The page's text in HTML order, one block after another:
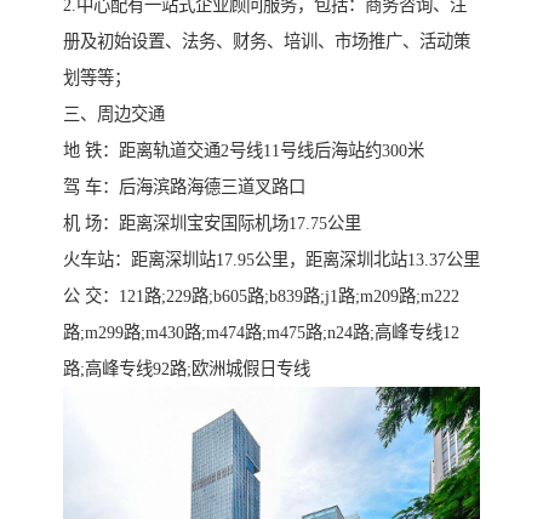
2.中心配有一站式企业顾问服务，包括：商务咨询、注
册及初始设置、法务、财务、培训、市场推广、活动策
划等等；
三、周边交通
地 铁：距离轨道交通2号线11号线后海站约300米
驾 车：后海滨路海德三道叉路口
机 场：距离深圳宝安国际机场17.75公里
火车站：距离深圳站17.95公里，距离深圳北站13.37公里
公 交：121路;229路;b605路;b839路;j1路;m209路;m222
路;m299路;m430路;m474路;m475路;n24路;高峰专线12
路;高峰专线92路;欧洲城假日专线